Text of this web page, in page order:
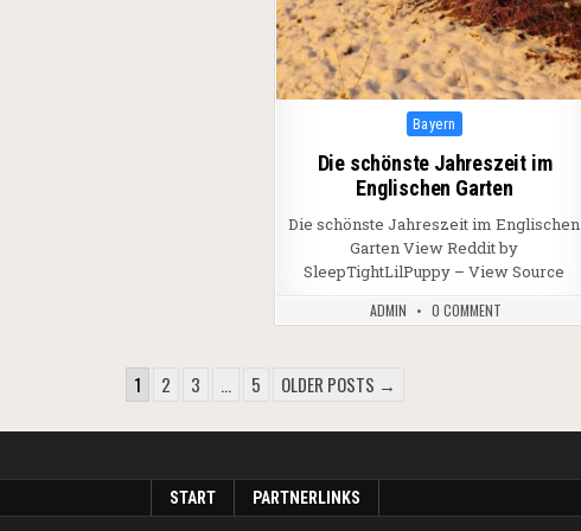
Posted in
Bayern
Die schönste Jahreszeit im
Englischen Garten
Die schönste Jahreszeit im Englischen
Garten View Reddit by
SleepTightLilPuppy – View Source
ADMIN 0 COMMENT
1 2 3 … 5 OLDER POSTS →
START PARTNERLINKS